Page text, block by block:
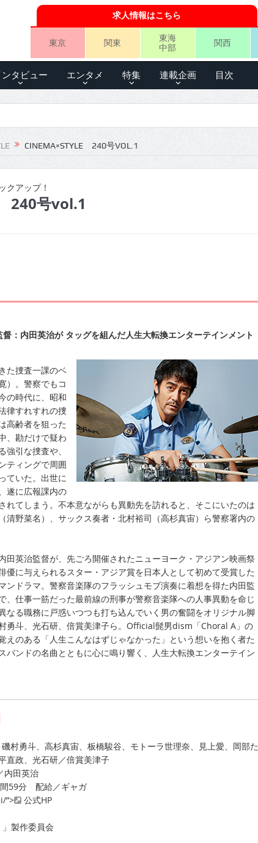
求人情報はこちら
東京 関東
東海
中部
関西
ンタビュー エンタメ 特集 連載企画 目次
CINEMA×STYLE 240号VOL.1
クアップ！
240号vol.1
：内田英治が タッグを組んだ人生大転換エンターテインメント
た捜査一課のベ
）。警察でもコ
の時代に、昭和
律すれすれの捜
高齢者を狙った
、勘だけで疑わ
強引な捜査や、
ティングで周囲
ていた。出世に
遂に広報課内の
れてしまう。不本意ながらも異動先を訪れると、そこにいたのは
清野菜名）、サックス奏者・北村裕司（高杉真宙）ら警察署内の
英治監督が、先ごろ開催されたニューヨーク・アジアン映画祭
優に与えられるスター・アジア賞を日本人として初めて受賞した
ンドラマ。警察音楽隊のフラッシュモブ演奏に着想を得た内田監
、仕事一筋だった最前線の刑事が警察音楽隊への人事異動を命じ
なる職務に戸惑いつつも打ち込んでいく男の奮闘をオリジナル脚
勇斗、光石研、倍賞美津子ら。Official髭男dism「Choral A」の
えのある「人生こんなはずじゃなかった」という想いを抱く者た
バンドの名曲とともに心に鳴り響く、人生大転換エンターテイン
磯村勇斗、高杉真宙、板橋駿谷、モトーラ世理奈、見上愛、岡部た
直政、光石研／倍賞美津子
内田英治
間59分 配給／ギャガ
”>
公式HP
製作委員会